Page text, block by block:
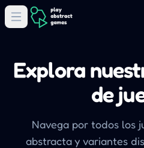
Explora
de
Navega por todos los
abstracta y variantes